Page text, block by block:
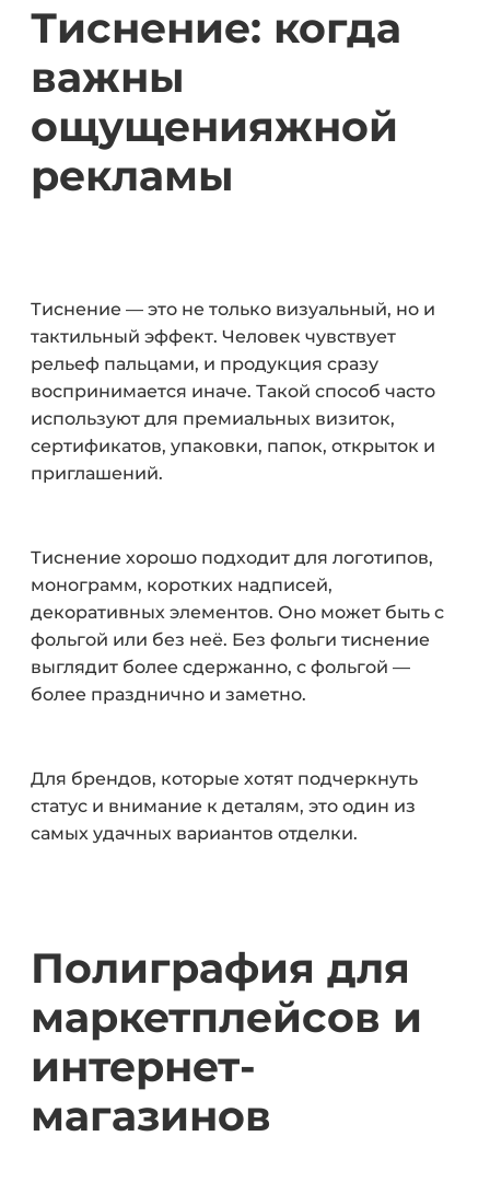
Тиснение: когда
важны
ощущенияжной
рекламы
Тиснение — это не только визуальный, но и
тактильный эффект. Человек чувствует
рельеф пальцами, и продукция сразу
воспринимается иначе. Такой способ часто
используют для премиальных визиток,
сертификатов, упаковки, папок, открыток и
приглашений.
Тиснение хорошо подходит для логотипов,
монограмм, коротких надписей,
декоративных элементов. Оно может быть с
фольгой или без неё. Без фольги тиснение
выглядит более сдержанно, с фольгой —
более празднично и заметно.
Для брендов, которые хотят подчеркнуть
статус и внимание к деталям, это один из
самых удачных вариантов отделки.
Полиграфия для
маркетплейсов и
интернет-
магазинов